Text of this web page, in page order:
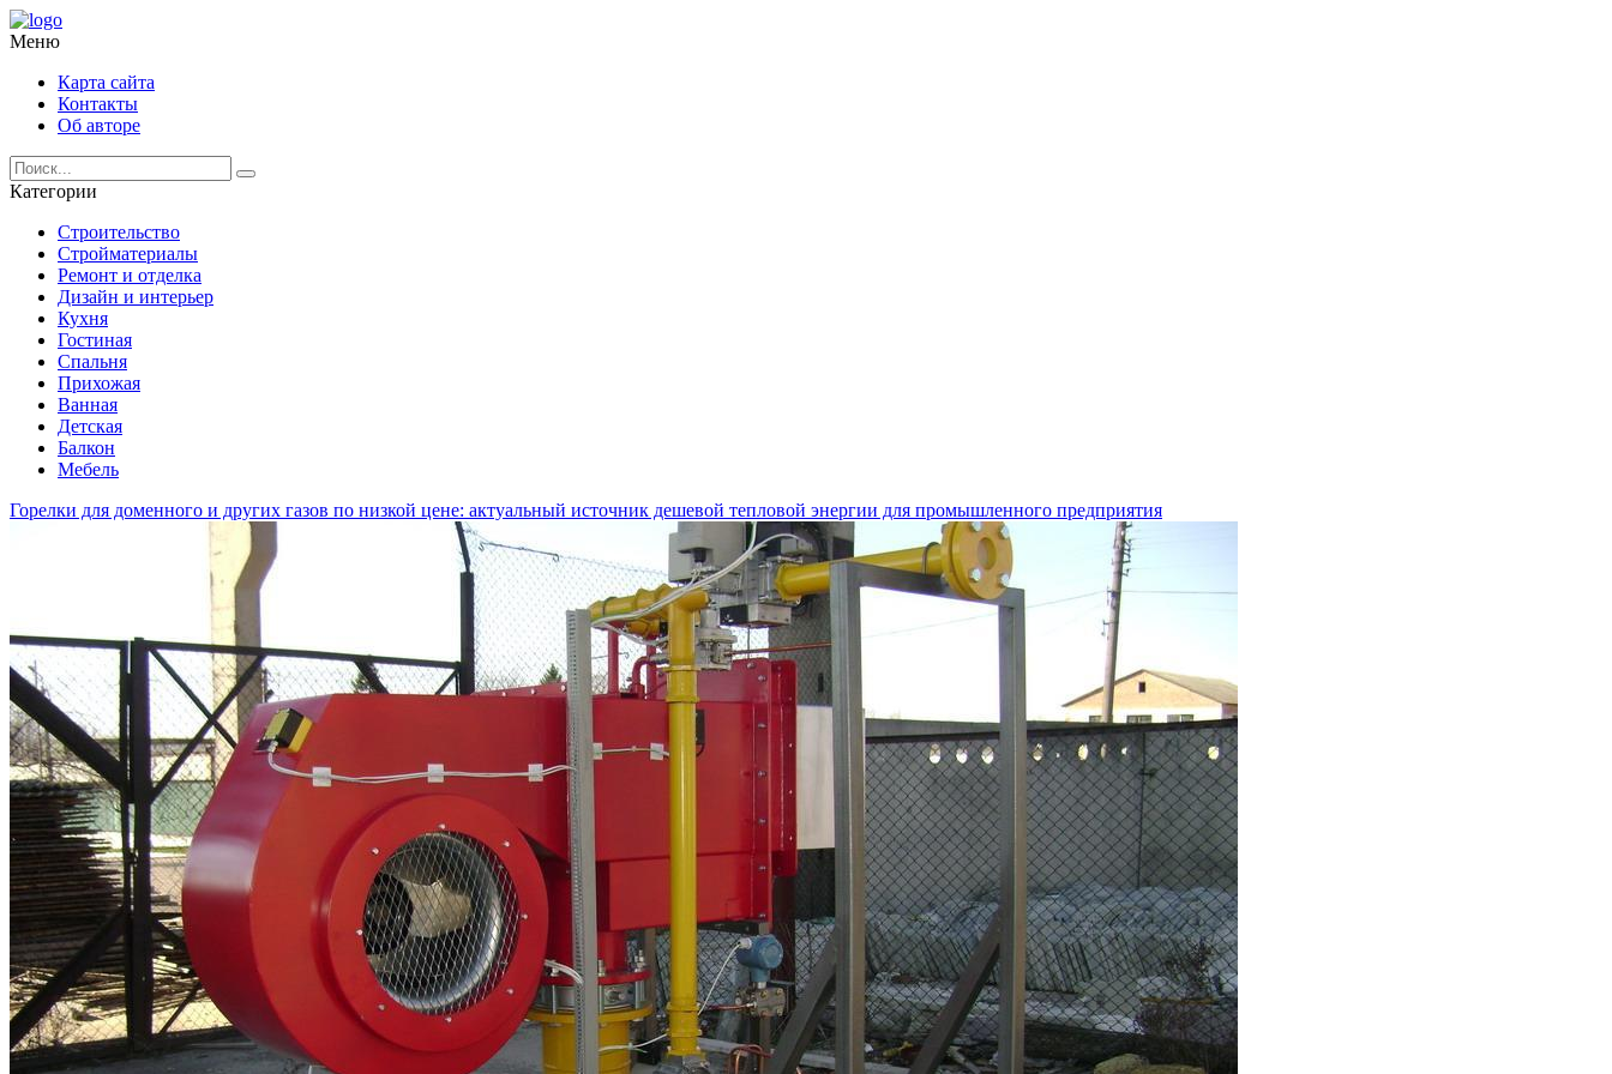
Меню
Карта сайта
Контакты
Об авторе
Категории
Строительство
Стройматериалы
Ремонт и отделка
Дизайн и интерьер
Кухня
Гостиная
Спальня
Прихожая
Ванная
Детская
Балкон
Мебель
Горелки для доменного и других газов по низкой цене: актуальный источник дешевой тепловой энергии для промышленного предприятия